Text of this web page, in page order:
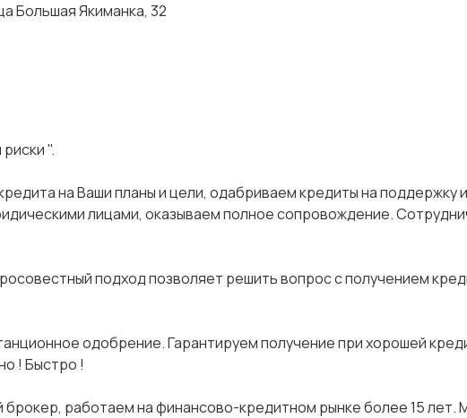
Большая Якиманка, 32
".
на Ваши планы и цели, одабриваем кредиты на поддержку
лицами, оказываем полное сопровождение.
подход позволяет решить вопрос с получением
одобрение. Гарантируем получение при хорошей
! Быстро !
работаем на финансово-кредитном рынке более 15 лет.